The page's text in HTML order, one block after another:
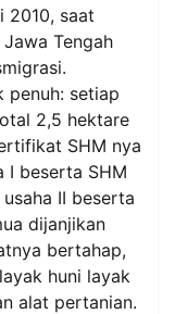
2010, saat
Tengah
penuh: setiap
2,5 hektare
SHM nya
I beserta SHM
II beserta
dijanjikan
bertahap,
huni layak
alat pertanian.